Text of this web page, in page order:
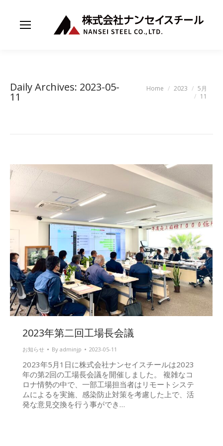
Daily Archives: 2023-05-
11
You are here:
Home 2023
5月
11
2023年第二回工場長会議
お知らせ By adminjp 2023-05-11
2023年5月1日に株式会社ナンセイスチールは2023
年の第2回の工場長会議を開催しました。 複雑なコ
ロナ情勢の中で、一部工場担当者はリモートシステ
ムによるを実施、感染防止対策を考慮した上で、活
発な意見交換を行う事ができ…